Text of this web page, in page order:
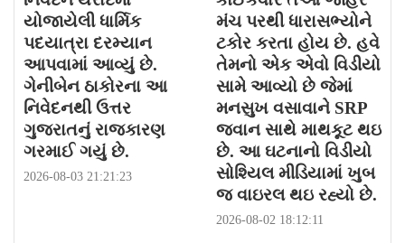
યોજાયેલી ધાર્મિક
પદયાત્રા દરમ્યાન
આપવામાં આવ્યું છે.
ગેનીબેન ઠાકોરના આ
નિવેદનથી ઉત્તર
ગુજરાતનું રાજકારણ
ગરમાઈ ગયું છે.
2026-08-03 21:21:23
મંચ પરથી ધારાસભ્યોને
ટકોર કરતા હોય છે. હવે
તેમનો એક એવો વિડીયો
સામે આવ્યો છે જેમાં
મનસુખ વસાવાને SRP
જવાન સાથે માથકૂટ થઇ
છે. આ ઘટનાનો વિડીયો
સોશ્યિલ મીડિયામાં ખુબ
જ વાઇરલ થઇ રહ્યો છે.
2026-08-02 18:12:11